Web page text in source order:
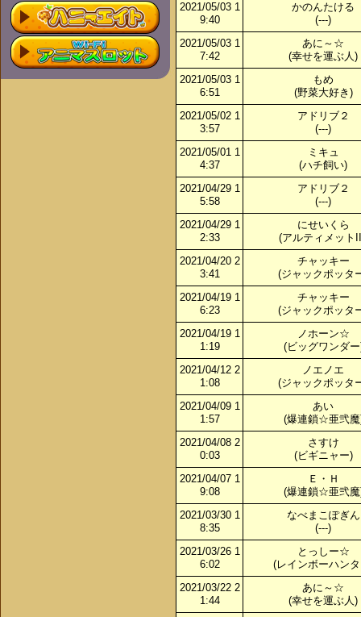
2021/05/03 1
9:40
かのんたける
(---)
2021/05/03 1
7:42
あに～☆
(幸せを運ぶ人)
2021/05/03 1
6:51
もめ
(野菜大好き)
2021/05/02 1
3:57
アドリブ２
(---)
2021/05/01 1
4:37
ミキュ
(ハチ飼い)
2021/04/29 1
5:58
アドリブ２
(---)
2021/04/29 1
2:33
にせいくら
(アルティメット
2021/04/20 2
3:41
チャッキー
(ジャックポッタ
2021/04/19 1
6:23
チャッキー
(ジャックポッタ
2021/04/19 1
1:19
ノホーン☆
(ビッグワンダ
2021/04/12 2
1:08
ノエノエ
(ジャックポッタ
2021/04/09 1
1:57
あい
(爆連鎖☆亜弐
2021/04/08 2
0:03
さすけ
(ビギニャー)
2021/04/07 1
9:08
Ｅ・Ｈ
(爆連鎖☆亜弐
2021/03/30 1
8:35
なべまこぽぎん
(---)
2021/03/26 1
6:02
とっしー☆
(レインボーハン
2021/03/22 2
1:44
あに～☆
(幸せを運ぶ人)